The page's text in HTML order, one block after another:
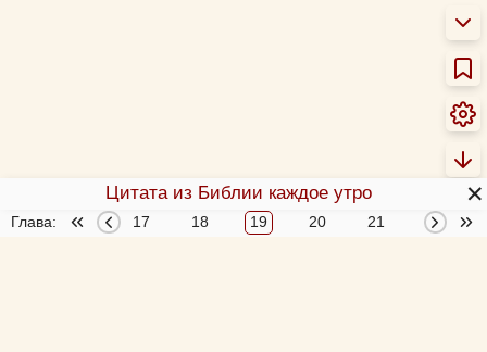
Глава:
15 16 17 18 19 20 21 22
Цитата из Библии каждое утро ✕